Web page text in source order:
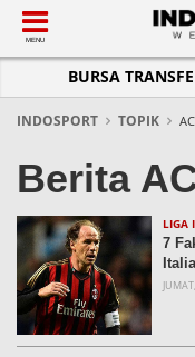
SUB-MENU
SEPAKBOLA
LIGA 1
LIGA INGGRIS
LIGA ITALIA
LIGA SPANYOL
LIGA CHAMPIONS
LIGA JERMAN
SUB-MENU
SPORTAINMENT
SELEBSPORT
SUB-MENU
OTOMOTIF
MOTOGP
OTOMANIA
SUB-MENU
RAKET
FUTSAL
OLIMPIK
E-SPORT
SUB-MENU
JADWAL
KLASEMEN
SUB-MENU
TOPIK HARI INI
PERATURAN OLAHRAGA
INFOGRAFIS
GALERI FOTO
TEMPAT OLAHRAGA
PASUKAN SEHAT
KOMUNITAS SEHAT
MENU
BURSA
INDOSPORT TOPIK
Berita
LIGA
7